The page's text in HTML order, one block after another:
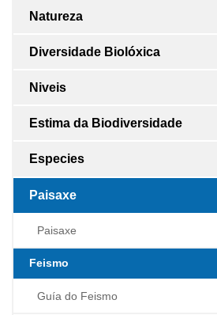
Natureza
Diversidade Biolóxica
Niveis
Estima da Biodiversidade
Especies
Paisaxe
Paisaxe
Feismo
Guía do Feismo